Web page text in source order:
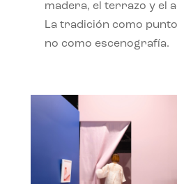
madera, el terrazo y el
La tradición como
no como escenografía.